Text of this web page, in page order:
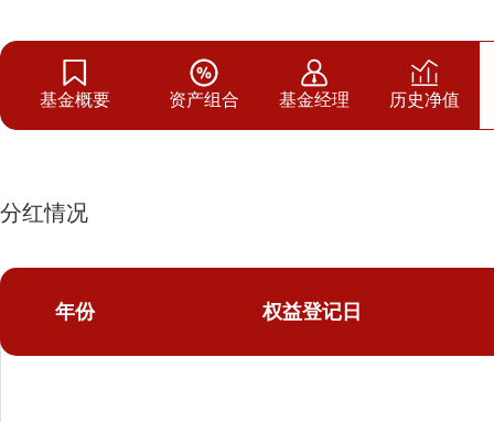
基金概要 资产组合 基金经理 历史净值